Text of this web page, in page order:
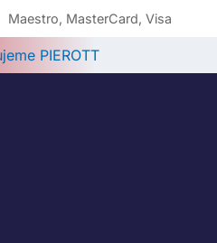
Maestro, MasterCard, Visa